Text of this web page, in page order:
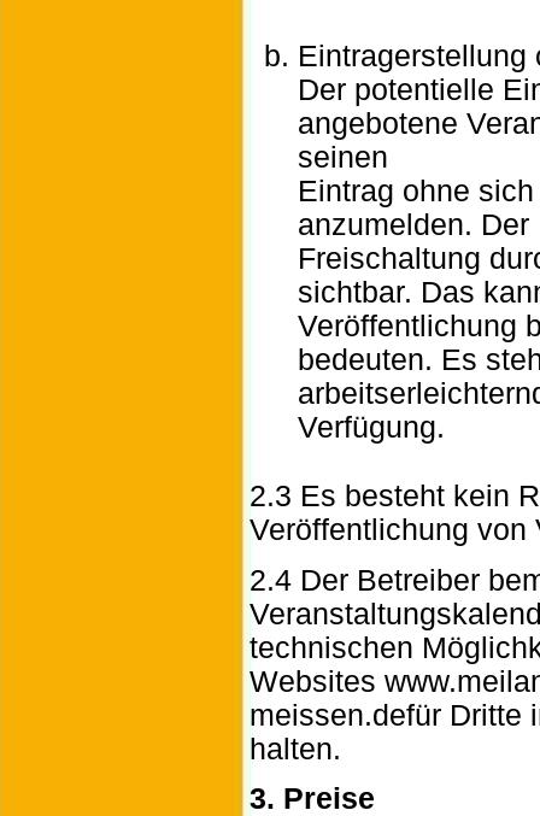
Eintragerstellung
Der potentielle
angebotene
seinen
Eintrag ohne
anzumelden.
Freischaltung
sichtbar. Das
Veröffentlichung
bedeuten. Es
Verfügung.
2.3 Es besteht kein
Veröffentlichung von
2.4 Der Betreiber
technischen
Websites
meissen.defür Dritte
halten.
3. Preise